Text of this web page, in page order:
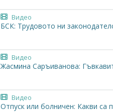
Видео
БСК: Трудовото ни
Видео
Жасмина Саръиванова:
Видео
Отпуск или болничен: Какви са